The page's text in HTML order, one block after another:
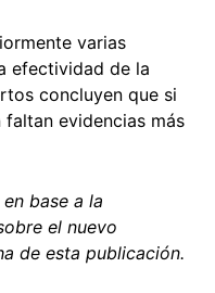
varias
efectividad de la
concluyen que si
evidencias más
base a la
el nuevo
de esta publicación.